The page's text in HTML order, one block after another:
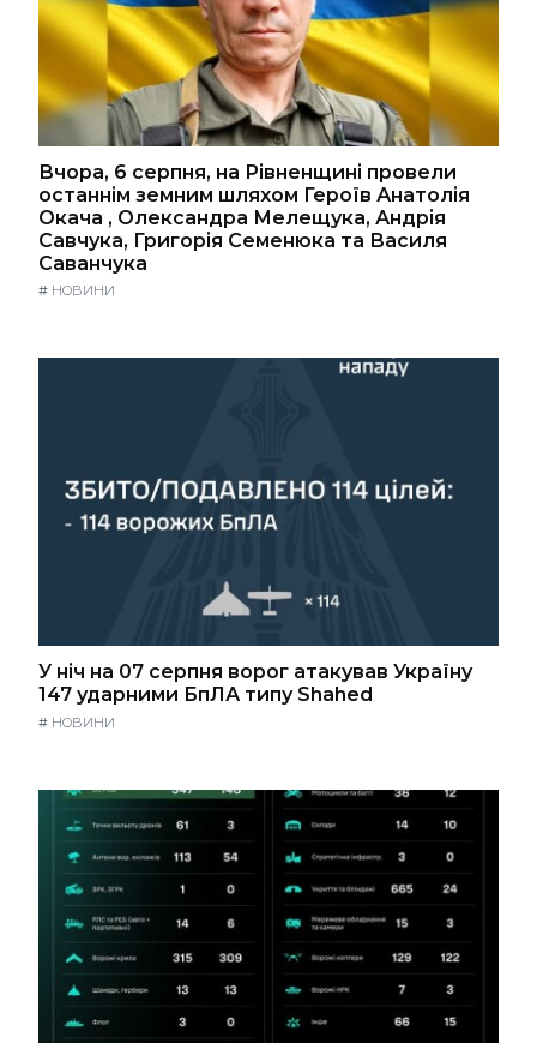
Вчора, 6 серпня, на Рівненщині провели
останнім земним шляхом Героїв Анатолія
Окача , Олександра Мелещука, Андрія
Савчука, Григорія Семенюка та Василя
Саванчука
# НОВИНИ
У ніч на 07 серпня ворог атакував Україну
147 ударними БпЛА типу Shahed
# НОВИНИ